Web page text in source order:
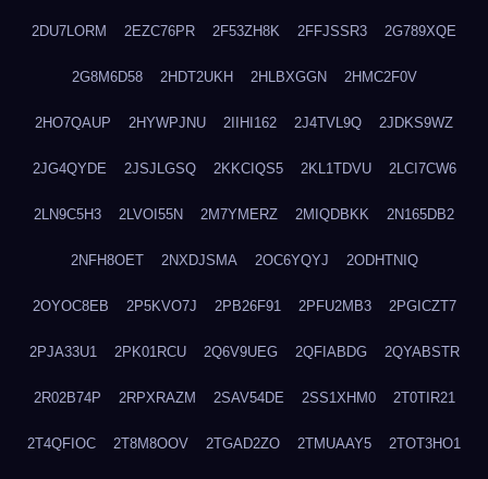
2DU7LORM 2EZC76PR 2F53ZH8K 2FFJSSR3 2G789XQE
2G8M6D58 2HDT2UKH 2HLBXGGN 2HMC2F0V
2HO7QAUP 2HYWPJNU 2IIHI162 2J4TVL9Q 2JDKS9WZ
2JG4QYDE 2JSJLGSQ 2KKCIQS5 2KL1TDVU 2LCI7CW6
2LN9C5H3 2LVOI55N 2M7YMERZ 2MIQDBKK 2N165DB2
2NFH8OET 2NXDJSMA 2OC6YQYJ 2ODHTNIQ
2OYOC8EB 2P5KVO7J 2PB26F91 2PFU2MB3 2PGICZT7
2PJA33U1 2PK01RCU 2Q6V9UEG 2QFIABDG 2QYABSTR
2R02B74P 2RPXRAZM 2SAV54DE 2SS1XHM0 2T0TIR21
2T4QFIOC 2T8M8OOV 2TGAD2ZO 2TMUAAY5 2TOT3HO1